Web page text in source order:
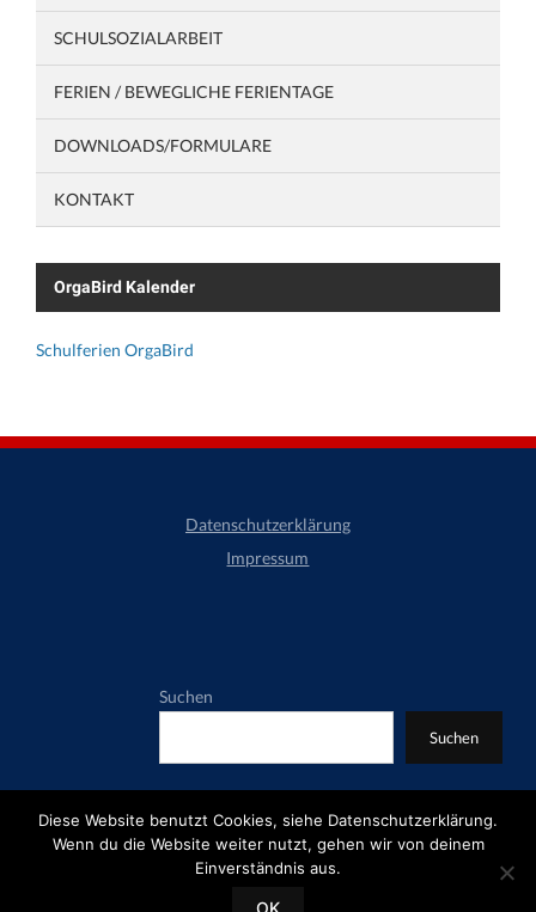
SCHULSOZIALARBEIT
FERIEN / BEWEGLICHE FERIENTAGE
DOWNLOADS/FORMULARE
KONTAKT
OrgaBird Kalender
Schulferien OrgaBird
Datenschutzerklärung
Impressum
Suchen
Suchen
Copyright © 2026 Grundschule-Niederbieber. All Rights
Reserved.
Diese Website benutzt Cookies, siehe Datenschutzerklärung.
Wenn du die Website weiter nutzt, gehen wir von deinem
Einverständnis aus.
OK